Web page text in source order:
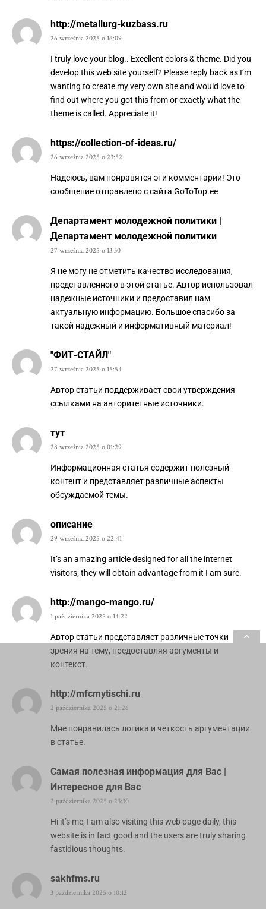
http://metallurg-kuzbass.ru
26 września 2025 o 16:09
I truly love your blog.. Excellent colors & theme. Did you
develop this web site yourself? Please reply back as I’m
wanting to create my very own site and would love to
find out where you got this from or exactly what the
theme is called. Appreciate it!
https://collection-of-ideas.ru/
26 września 2025 o 23:52
Надеюсь, вам понравятся эти комментарии! Это
сообщение отправлено с сайта GoToTop.ee
Департамент молодежной политики |
Департамент молодежной политики
27 września 2025 o 13:30
Я не могу не отметить качество исследования,
представленного в этой статье. Автор использовал
надежные источники и предоставил нам
актуальную информацию. Большое спасибо за
такой надежный и информативный материал!
"ФИТ-СТАЙЛ"
27 września 2025 o 15:54
Автор статьи поддерживает свои утверждения
ссылками на авторитетные источники.
тут
28 września 2025 o 01:29
Информационная статья содержит полезный
контент и представляет различные аспекты
обсуждаемой темы.
описание
29 września 2025 o 22:41
It’s an amazing article designed for all the internet
visitors; they will obtain advantage from it I am sure.
http://mango-mango.ru/
1 października 2025 o 14:22
Автор статьи представляет различные точки
зрения на тему, предоставляя аргументы и
контекст.
http://mfcmytischi.ru
2 października 2025 o 21:26
Мне понравилась логика и четкость аргументации
в статье.
Самая полезная информация для Вас |
Интересное для Вас
2 października 2025 o 23:30
Hi it’s me, I am also visiting this web page daily, this
website is in fact good and the users are truly sharing
fastidious thoughts.
sakhfms.ru
3 października 2025 o 10:12